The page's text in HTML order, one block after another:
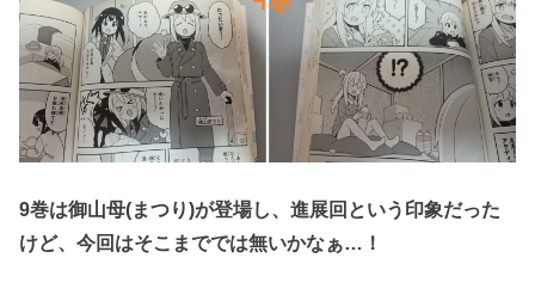
9巻は御山母(まつり)が登場し、進展回という印象だった
けど、今回はそこまででは無いかなぁ…！